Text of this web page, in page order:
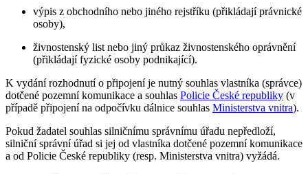
výpis z obchodního nebo jiného rejstříku (přikládají právnické
osoby),
živnostenský list nebo jiný průkaz živnostenského oprávnění
(přikládají fyzické osoby podnikající).
K vydání rozhodnutí o připojení je nutný souhlas vlastníka (správce)
dotčené pozemní komunikace a souhlas Policie České republiky (v
případě připojení na odpočívku dálnice souhlas Ministerstva vnitra).
Pokud žadatel souhlas silničnímu správnímu úřadu nepředloží,
silniční správní úřad si jej od vlastníka dotčené pozemní komunikace
a od Policie České republiky (resp. Ministerstva vnitra) vyžádá.